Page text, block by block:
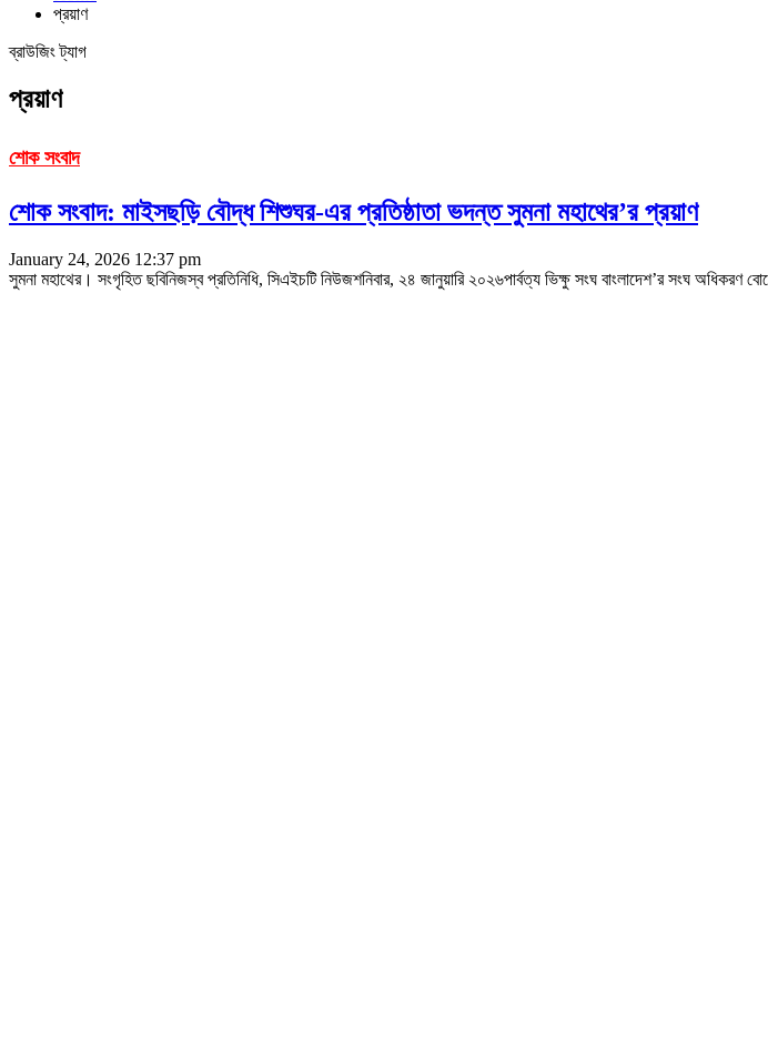
প্রয়াণ
ব্রাউজিং ট্যাগ
প্রয়াণ
শোক সংবাদ
শোক সংবাদ: মাইসছড়ি বৌদ্ধ শিশুঘর-এর প্রতিষ্ঠাতা ভদন্ত সুমনা মহাথের’র প্রয়াণ
January 24, 2026 12:37 pm
সুমনা মহাথের। সংগৃহিত ছবিনিজস্ব প্রতিনিধি, সিএইচটি নিউজশনিবার, ২৪ জানুয়ারি ২০২৬পার্বত্য ভিক্ষু সংঘ বাংলাদেশ’র সংঘ